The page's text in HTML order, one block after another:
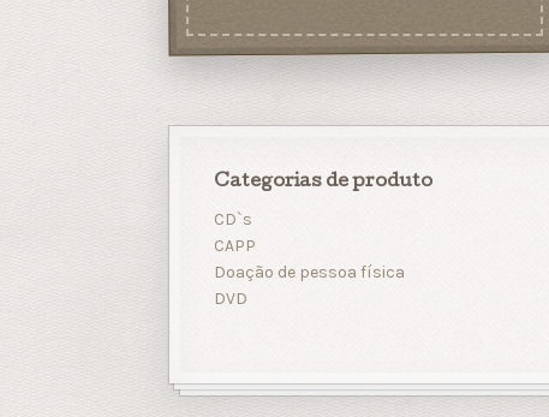
Categorias de produto
CD`s
CAPP
Doação de pessoa física
DVD